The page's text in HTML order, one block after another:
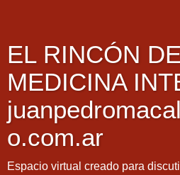
EL RINCÓN
MEDICINA
o.com.ar
Espacio virtual creado para